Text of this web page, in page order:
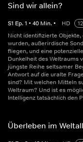
Sind wir allein?
S1 Ep.1 • 40 Min. • HD
12
Nicht identifizierte
wurden, außerirdische
fliegen, und eine
Dunkelheit des Weltraums
jüngste Reihe seltsamer
Antwort auf die uralte
sind? Mit welchen Mitteln
Weltraum? Und ist es
Intelligenz tatsächlich den
Überleben im Weltall